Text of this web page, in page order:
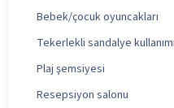
Bebek/çocuk oyuncakları
Tekerlekli sandalye
Plaj şemsiyesi
Resepsiyon salonu